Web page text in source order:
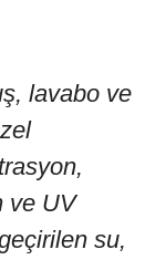
lavabo ve
ve UV
su,